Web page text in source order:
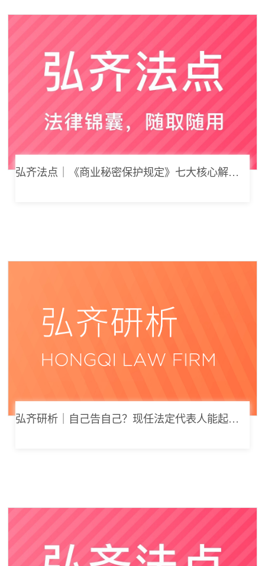
弘齐法点｜《商业秘密保护规定》七大核心解读，浅谈企业商业秘密合规管理新思路
弘齐研析｜自己告自己？现任法定代表人能起诉公司索要劳动报酬吗？